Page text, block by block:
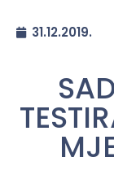
31.12.2019.